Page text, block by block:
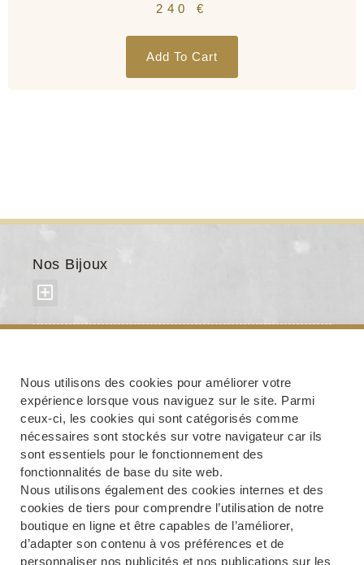
240€
Add To Cart
Nos Bijoux
Service client
Conditions et mentions légales
Nous utilisons des cookies pour améliorer votre
expérience lorsque vous naviguez sur le site. Parmi
ceux-ci, les cookies qui sont catégorisés comme
nécessaires sont stockés sur votre navigateur car ils
sont essentiels pour le fonctionnement des
fonctionnalités de base du site web.
Nous utilisons également des cookies internes et des
cookies de tiers pour comprendre l’utilisation de notre
boutique en ligne et être capables de l’améliorer,
d’adapter son contenu à vos préférences et de
personnaliser nos publicités et nos publications sur les